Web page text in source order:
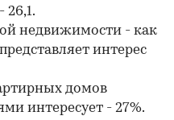
26,1.
недвижимости - как
интерес
домов
интересует - 27%.